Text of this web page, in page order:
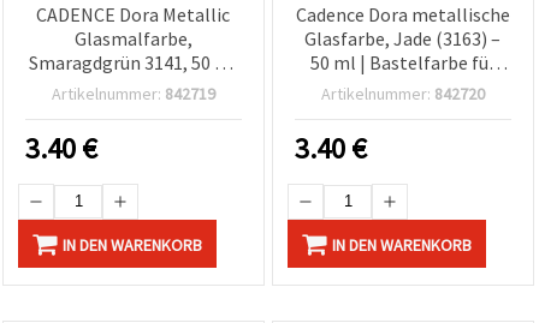
CADENCE Dora Metallic
Glasmalfarbe,
Smaragdgrün 3141, 50 ml
– Schimmer-Finish
Glaskunst, DIY &
Hobbyprojekte
Artikelnummer: 842719
3.40€
IN DEN WARENKORB
Cadence Dora metallische
Glasfarbe, Jade (3163) –
50 ml | Bastelfarbe für
Glas & Keramik, DIY-
Glasmalerei
Artikelnummer: 842720
3.40€
IN DEN WARENKORB